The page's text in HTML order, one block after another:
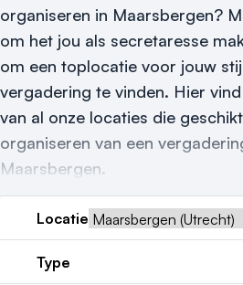
Locatiegids
Meld locatie aan
Nieuws
Reviews (5⭐️)
Contact
organiseren in Maarsbergen?
om het jou als secretaresse
om een toplocatie voor jouw
vergadering te vinden. Hier
van al onze locaties die
organiseren van een
Maarsbergen.
Locatie
Type